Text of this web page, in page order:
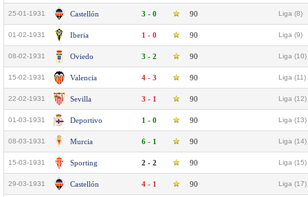
25-01-1931 Castellón 3 - 0 90 Liga (8)
01-02-1931 Iberia 1 - 0 90 Liga (9)
08-02-1931 Oviedo 3 - 2 90 Liga (10)
15-02-1931 Valencia 4 - 3 90 Liga (11)
22-02-1931 Sevilla 3 - 1 90 Liga (12)
01-03-1931 Deportivo 1 - 0 90 Liga (13)
08-03-1931 Murcia 6 - 1 90 Liga (14)
15-03-1931 Sporting 2 - 2 90 Liga (15)
29-03-1931 Castellón 4 - 1 90 Liga (17)